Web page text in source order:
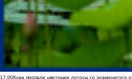
17:00Куда пропали цветущие лотосы со знаменитого